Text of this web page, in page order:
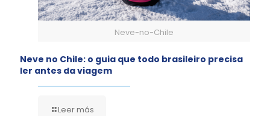
Neve-no-Chile
Neve no Chile: o guia que todo brasileiro precisa
ler antes da viagem
Leer más